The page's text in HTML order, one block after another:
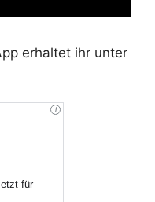
erhaltet ihr unter